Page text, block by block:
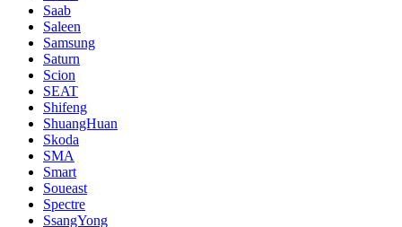
Saab
Saleen
Samsung
Saturn
Scion
SEAT
Shifeng
ShuangHuan
Skoda
SMA
Smart
Soueast
Spectre
SsangYong